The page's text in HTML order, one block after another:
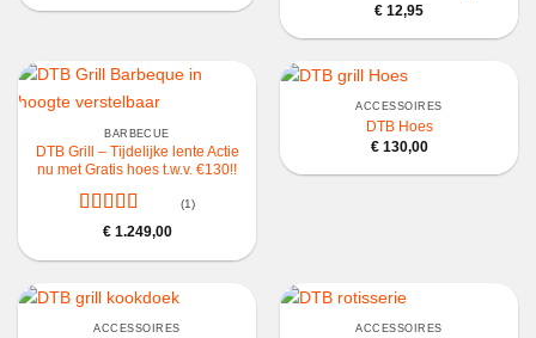
€ 12,95
BARBECUE
DTB Grill – Tijdelijke lente Actie
nu met Gratis hoes t.w.v. €130!!
Gewaardeerd
(1)
€1.249,00
ACCESSOIRES
DTB Hoes
€130,00
ACCESSOIRES ACCESSOIRES